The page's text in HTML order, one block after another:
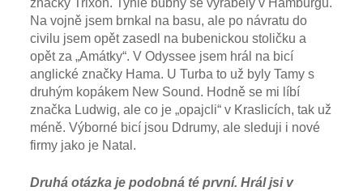
značky Trixon. Tyhle bubny se vyráběly v Hamburgu.
Na vojně jsem brnkal na basu, ale po návratu do
civilu jsem opět zasedl na bubenickou stoličku a
opět za „Amátky“. V Odyssee jsem hrál na bicí
anglické značky Hama. U Turba to už byly Tamy s
druhým kopákem New Sound. Hodně se mi líbí
značka Ludwig, ale co je „opajcli“ v Kraslicích, tak už
méně. Výborné bicí jsou Ddrumy, ale sleduji i nové
firmy jako je Natal.
Druhá otázka je podobná té první. Hrál jsi v